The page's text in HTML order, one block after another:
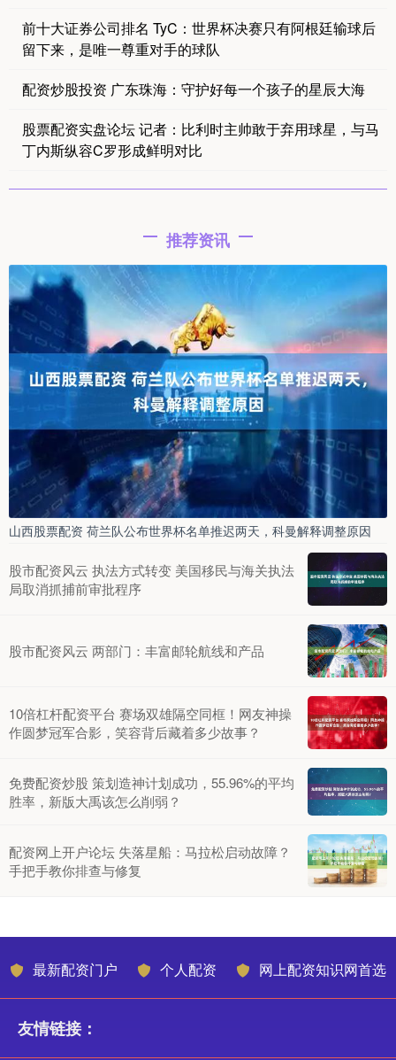
前十大证券公司排名 TyC：世界杯决赛只有阿根廷输球后
留下来，是唯一尊重对手的球队
配资炒股投资 广东珠海：守护好每一个孩子的星辰大海
股票配资实盘论坛 记者：比利时主帅敢于弃用球星，与马
丁内斯纵容C罗形成鲜明对比
推荐资讯
山西股票配资 荷兰队公布世界杯名单推迟两天，科曼解释调整原因
股市配资风云 执法方式转变 美国移民与海关执法
局取消抓捕前审批程序
股市配资风云 两部门：丰富邮轮航线和产品
10倍杠杆配资平台 赛场双雄隔空同框！网友神操
作圆梦冠军合影，笑容背后藏着多少故事？
免费配资炒股 策划造神计划成功，55.96%的平均
胜率，新版大禹该怎么削弱？
配资网上开户论坛 失落星船：马拉松启动故障？
手把手教你排查与修复
最新配资门户 个人配资 网上配资知识网首选
友情链接：